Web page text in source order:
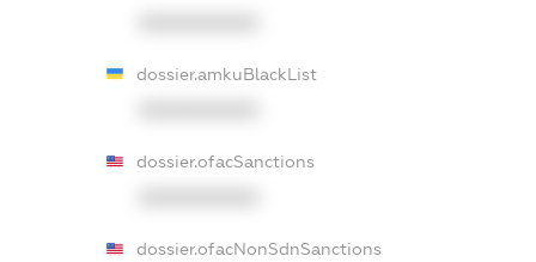
dossier.amkuBlackList
dossier.ofacSanctions
dossier.ofacNonSdnSanctions